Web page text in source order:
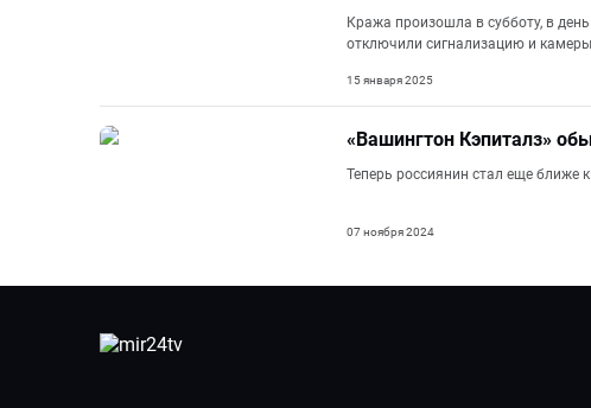
Кража произошла в субботу, в
отключили сигнализацию и
15 января 2025
«Вашингтон Кэпиталз»
Теперь россиянин стал еще ближе
07 ноября 2024